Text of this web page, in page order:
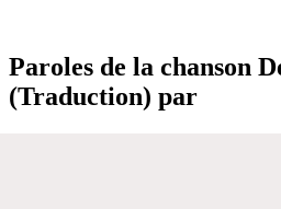
Paroles de la chanson
(Traduction) par